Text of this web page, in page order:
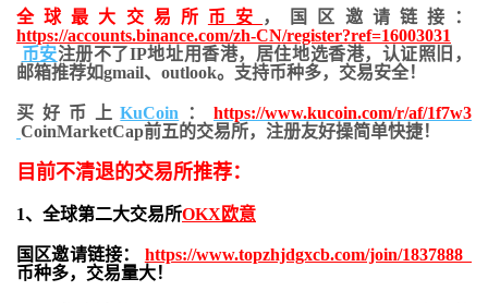
全球最大交易所 币安
，国区邀请链接：
https://accounts.binance.com/zh-CN/register?ref=16003031
币安注册不了IP地址用香港，居住地选香港，认证照旧，
邮箱推荐如gmail、outlook。支持币种多，交易安全！
买好币上KuCoin ：https://www.kucoin.com/r/af/1f7w3
CoinMarketCap前五的交易所，注册友好操简单快捷！
目前不清退的交易所推荐：
1、全球第二大交易所OKX欧意
国区邀请链接： https://www.topzhjdgxcb.com/join/1837888
币种多，交易量大！